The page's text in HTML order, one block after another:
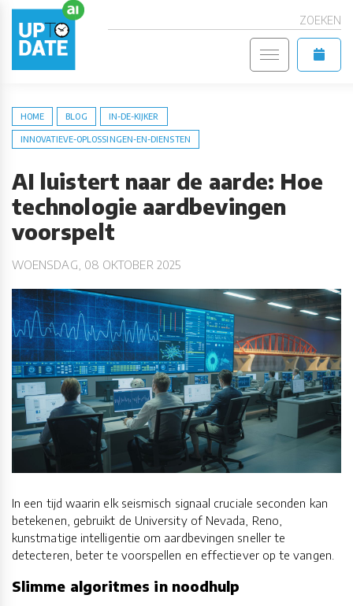
ZOEKEN
HOME BLOG IN-DE-KIJKER
INNOVATIEVE-OPLOSSINGEN-EN-DIENSTEN
AI luistert naar de aarde: Hoe
technologie aardbevingen
voorspelt
WOENSDAG, 08 OKTOBER 2025
In een tijd waarin elk seismisch signaal cruciale seconden kan
betekenen, gebruikt de University of Nevada, Reno,
kunstmatige intelligentie om aardbevingen sneller te
detecteren, beter te voorspellen en effectiever op te vangen.
Slimme algoritmes in noodhulp